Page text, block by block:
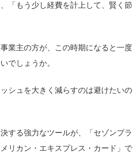
「もう少し経費を計上して、賢く節
業主の方が、この時期になると一度
でしょうか。
シュを大きく減らすのは避けたいの
する強力なツールが、「セゾンプラ
リカン・エキスプレス・カード」で